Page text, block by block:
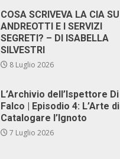
COSA SCRIVEVA LA CIA SU
ANDREOTTI E I SERVIZI
SEGRETI? – DI ISABELLA
SILVESTRI
8 Luglio 2026
L’Archivio dell’Ispettore Di
Falco | Episodio 4: L’Arte di
Catalogare l’Ignoto
7 Luglio 2026